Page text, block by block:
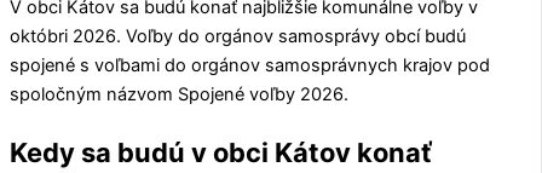
V obci Kátov sa budú konať najbližšie komunálne voľby v
októbri 2026. Voľby do orgánov samosprávy obcí budú
spojené s voľbami do orgánov samosprávnych krajov pod
spoločným názvom Spojené voľby 2026.
Kedy sa budú v obci Kátov konať